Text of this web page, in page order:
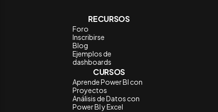
RECURSOS
Foro
Inscribirse
Blog
Ejemplos de
dashboards
CURSOS
Aprende Power BI con
Proyectos
Análisis de Datos con
Power BI y Excel